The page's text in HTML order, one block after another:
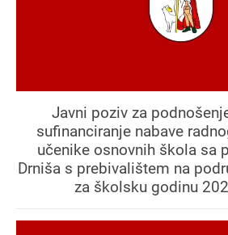
Javni poziv za
sufinanciranje nabave
učenike osnovnih škola sa
Drniša s prebivalištem na
za školsku godinu